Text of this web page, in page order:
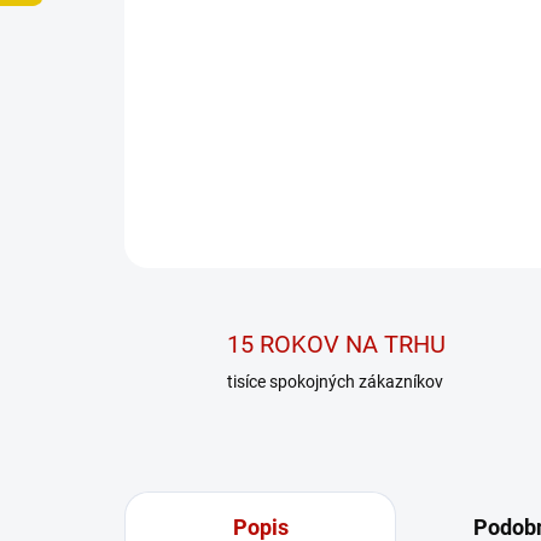
15 ROKOV NA TRHU
tisíce spokojných zákazníkov
Popis